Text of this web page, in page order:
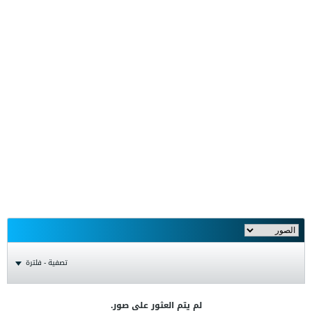
تصفية - فلترة
لم يتم العثور على صور.